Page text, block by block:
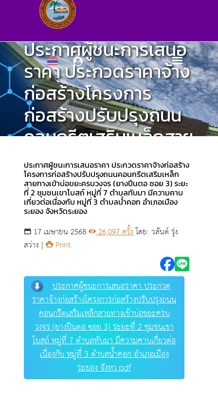
ประกาศผู้ชนะการเสนอ
ราคา ประกวดราคาจ้าง
ก่อสร้างโครงการ
ก่อสร้างปรับปรุงถนน
คอนกรีตเสริมเหล็กสาย
ทางเข้าบ่อขยะครบ
วงจร (ยางปีนตอ ซอย
3) ระยะที่ 2 ชุมชนเขา
โบสถ์ หมู่ที่ 7 ตำบลทับ
มา มีความคาบเกี่ยวต่อ
เนื่องกับ หมู่ที่ 3 ตำบล
น้ำคอก อำเภอเมือง
ระยอง จังหวัดระยอง
ศูนย์ข้อมูลข่าวสาร
ประกาศผู้ชนะการเสนอราคา ประกวดราคาจ้างก่อสร้าง
โครงการก่อสร้างปรับปรุงถนนคอนกรีตเสริมเหล็ก
สายทางเข้าบ่อขยะครบวงจร (ยางปีนตอ ซอย 3) ระยะ
ที่ 2 ชุมชนเขาโบสถ์ หมู่ที่ 7 ตำบลทับมา มีความคาบ
เกี่ยวต่อเนื่องกับ หมู่ที่ 3 ตำบลน้ำคอก อำเภอเมือง
ระยอง จังหวัดระยอง
17 เมษายน 2568 26,097 ครั้งโดย: วสันต์ รุ่ง
สว่าง |
Print
ประกาศผู้ชนะการเสนอราคา ประกวด
ราคาจ้างก่อสร้างโครงการก่อสร้างปรับปรุงถนน
คอนกรีตเสริมเหล็กสายทางเข้าบ่อขยะครบ
วงจร (ยางปีนตอ ซอย 3) ระยะที่ 2 ชุมชนเขา
โบสถ์ หมู่ที่ 7 ตำบลทับมา มีความคาบเกี่ยวต่อ
เนื่องกับ หมู่ที่ 3 ตำบลน้ำคอก อำเภอเมือง
ระยอง จังหว.pdf